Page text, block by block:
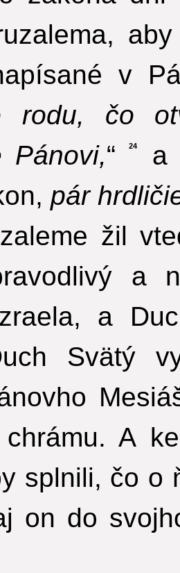
v
rodu, čo
Pánovi,“ 24
a
pár
žil
a
a
Svätý
A
splnili, čo o
on do